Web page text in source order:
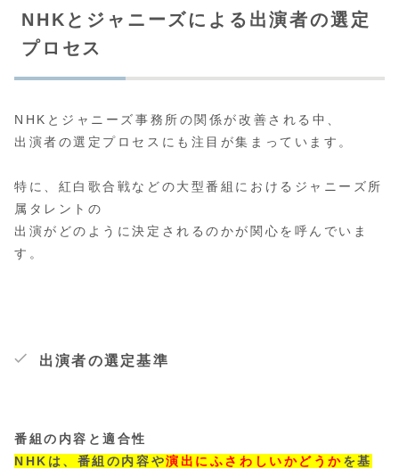
NHKとジャニーズによる出演者の選定
プロセス
NHKとジャニーズ事務所の関係が改善される中、
出演者の選定プロセスにも注目が集まっています。
特に、紅白歌合戦などの大型番組におけるジャニーズ所
属タレントの
出演がどのように決定されるのかが関心を呼んでいま
す。
出演者の選定基準
番組の内容と適合性
NHKは、番組の内容や演出にふさわしいかどうかを基